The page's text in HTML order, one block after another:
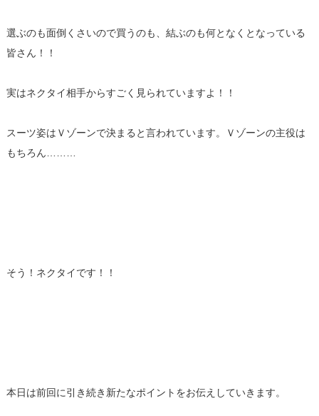
選ぶのも面倒くさいので買うのも、結ぶのも何となくとなっている
皆さん！！
実はネクタイ相手からすごく見られていますよ！！
スーツ姿はＶゾーンで決まると言われています。Ｖゾーンの主役は
もちろん………
そう！ネクタイです！！
本日は前回に引き続き新たなポイントをお伝えしていきます。